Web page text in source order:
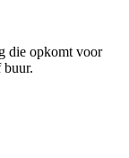
die opkomt voor
buur.